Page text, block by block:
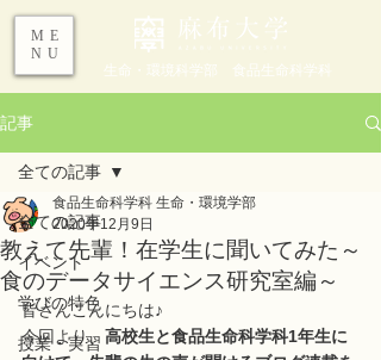
生命・環境科学部 食品生命科学科
ME
NU
記事
全ての記事
イベント
学びの特色
授業・実習
全ての記事
教えて先輩！在学生に聞いてみた～
食のデータサイエンス研究室編～
食品生命科学科 生命・環境学部
2020年12月9日
皆さんこんにちは♪
今回より、 高校生と食品生命科学科1年生に